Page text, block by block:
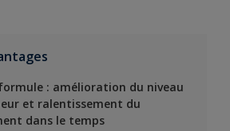
: amélioration du niveau
et ralentissement du
dans le temps